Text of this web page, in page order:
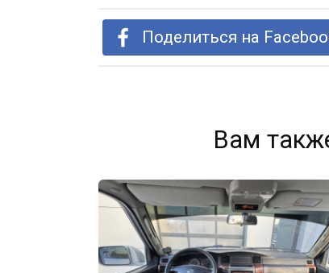
Поделиться на
Вам